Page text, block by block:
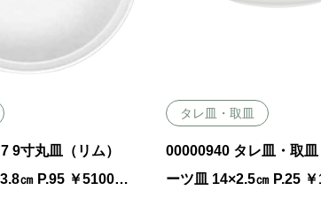
9寸丸皿（リム）
㎝ P.95 ￥5100
タレ皿・取皿
00000940 タレ皿・取
ーツ皿 14×2.5㎝ P.25